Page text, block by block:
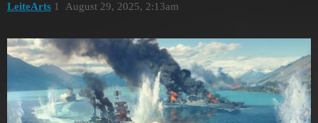
LeiteArts August 29, 2025, 2:13am
1